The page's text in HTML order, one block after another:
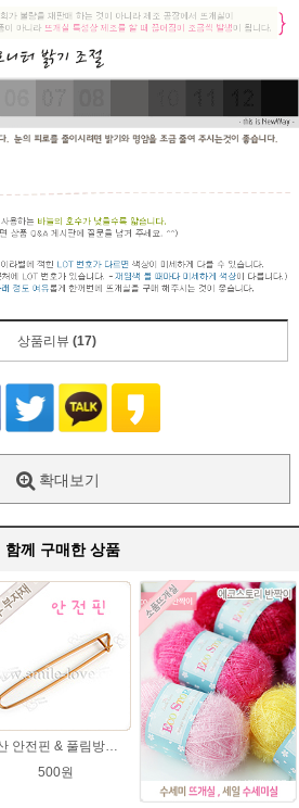
상품리뷰 (17)
확대보기
함께 구매한 상품
500원